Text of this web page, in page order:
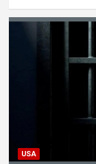
USA